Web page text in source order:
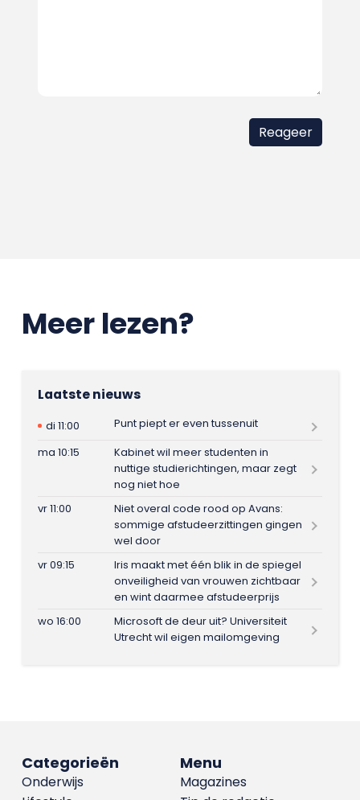
Meer lezen?
Laatste nieuws
di 11:00
Punt piept er even tussenuit
ma 10:15
Kabinet wil meer studenten in
nuttige studierichtingen, maar zegt
nog niet hoe
vr 11:00
Niet overal code rood op Avans:
sommige afstudeerzittingen gingen
wel door
vr 09:15
Iris maakt met één blik in de spiegel
onveiligheid van vrouwen zichtbaar
en wint daarmee afstudeerprijs
wo 16:00
Microsoft de deur uit? Universiteit
Utrecht wil eigen mailomgeving
Menu
Magazines
Categorieën
Onderwijs